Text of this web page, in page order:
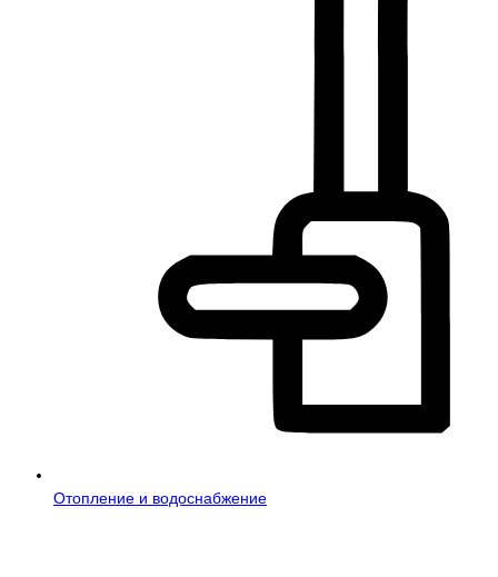
Отопление и водоснабжение